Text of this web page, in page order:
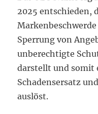
2025 entschieden,
Sperrung von
unberechtigte
darstellt und somit
Schadensersatz
auslöst.